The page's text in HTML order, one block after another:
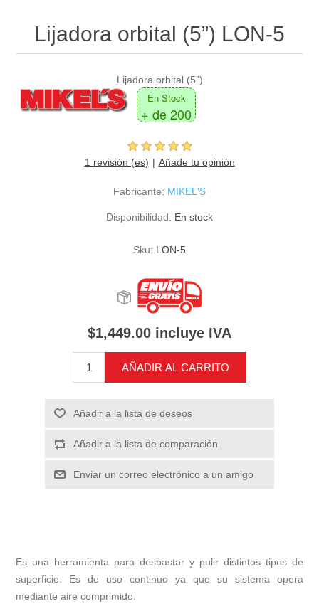
Lijadora orbital (5”) LON-5
Lijadora orbital (5”)
En Stock
+ de 200
1 revisión (es) Añade tu opinión
Fabricante: MIKEL'S
Disponibilidad: En stock
Sku: LON-5
$1,449.00 incluye IVA
AÑADIR AL CARRITO
Añadir a la lista de deseos
Añadir a la lista de comparación
Enviar un correo electrónico a un amigo
Es una herramienta para desbastar y pulir distintos tipos de
superficie. Es de uso continuo ya que su sistema opera
mediante aire comprimido.